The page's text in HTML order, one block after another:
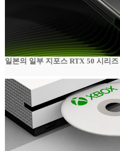
일본의 일부 지포스 RTX 50 시리